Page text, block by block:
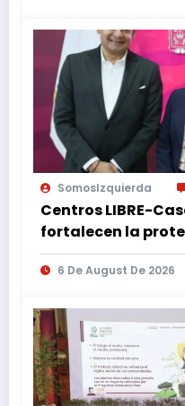
SomosIzquierda
Centros LIBRE-
fortalecen la
reducen
6 De August De 2026